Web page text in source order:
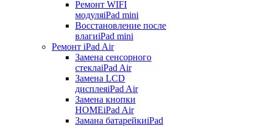
Ремонт WIFI
модуляiPad mini
Восстановление после
влагиiPad mini
Ремонт iPad Air
Замена сенсорного
стеклаiPad Air
Замена LCD
дисплеяiPad Air
Замена кнопки
HOMEiPad Air
Замана батарейкиiPad